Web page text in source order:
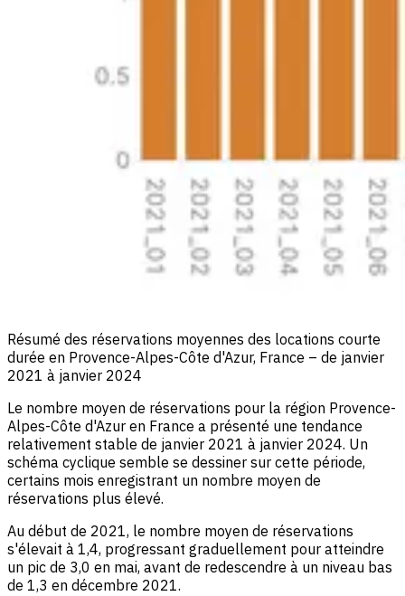
Résumé des réservations moyennes des locations courte
durée en Provence-Alpes-Côte d'Azur, France – de janvier
2021 à janvier 2024
Le nombre moyen de réservations pour la région Provence-
Alpes-Côte d'Azur en France a présenté une tendance
relativement stable de janvier 2021 à janvier 2024. Un
schéma cyclique semble se dessiner sur cette période,
certains mois enregistrant un nombre moyen de
réservations plus élevé.
Au début de 2021, le nombre moyen de réservations
s'élevait à 1,4, progressant graduellement pour atteindre
un pic de 3,0 en mai, avant de redescendre à un niveau bas
de 1,3 en décembre 2021.